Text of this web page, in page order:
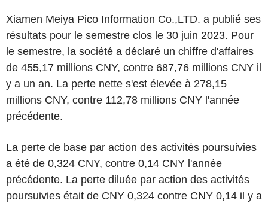
Xiamen Meiya Pico Information Co.,LTD. a publié ses
résultats pour le semestre clos le 30 juin 2023. Pour
le semestre, la société a déclaré un chiffre d'affaires
de 455,17 millions CNY, contre 687,76 millions CNY il
y a un an. La perte nette s'est élevée à 278,15
millions CNY, contre 112,78 millions CNY l'année
précédente.
La perte de base par action des activités poursuivies
a été de 0,324 CNY, contre 0,14 CNY l'année
précédente. La perte diluée par action des activités
poursuivies était de CNY 0,324 contre CNY 0,14 il y a